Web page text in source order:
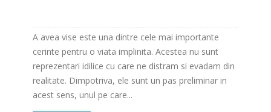
A avea vise este una dintre cele mai importante
cerinte pentru o viata implinita. Acestea nu sunt
reprezentari idilice cu care ne distram si evadam din
realitate. Dimpotriva, ele sunt un pas preliminar in
acest sens, unul pe care...